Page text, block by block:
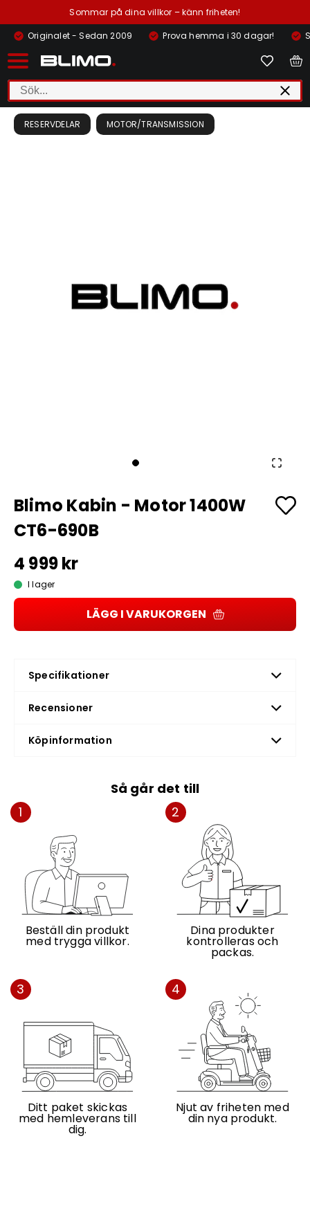
Sommar på dina villkor – känn friheten!
Originalet - Sedan 2009
Prova hemma i 30 dagar!
RESERVDELAR MOTOR/TRANSMISSION
Blimo Kabin - Motor 1400W
CT6-690B
4 999 kr
I lager
LÄGG I VARUKORGEN
Specifikationer
Recensioner
Köpinformation
Så går det till
1
Beställ din produkt
med trygga villkor.
2
Dina produkter
kontrolleras och
packas.
3
Ditt paket skickas
med hemleverans till
dig.
4
Njut av friheten med
din nya produkt.